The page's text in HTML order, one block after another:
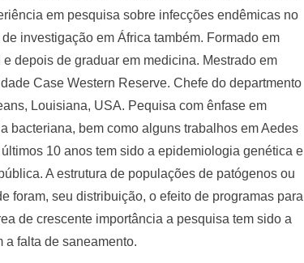
em pesquisa sobre infecções endêmicas no
investigação em África também. Formado em
depois de graduar em medicina. Mestrado em
Case Western Reserve. Chefe do departmento
Louisiana, USA. Pequisa com ênfase em
bacteriana, bem como alguns trabalhos em Aedes
10 anos tem sido a epidemiologia genética e
A estrutura de populações de patógenos ou
foram, seu distribuição, o efeito de programas para
de crescente importância a pesquisa tem sido a
a falta de saneamento.